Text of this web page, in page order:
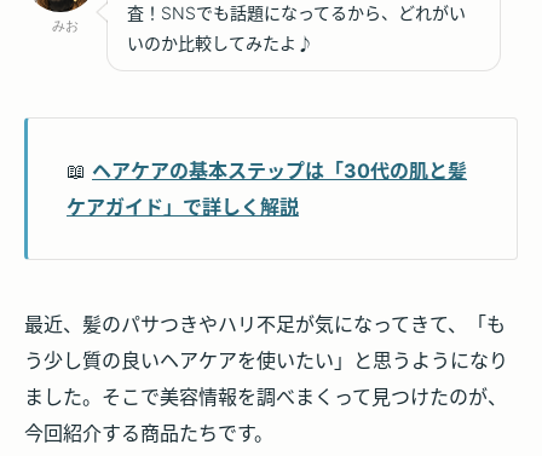
みお
査！SNSでも話題になってるから、どれがい
いのか比較してみたよ♪
📖 ヘアケアの基本ステップは「30代の肌と髪
ケアガイド」で詳しく解説
最近、髪のパサつきやハリ不足が気になってきて、「も
う少し質の良いヘアケアを使いたい」と思うようになり
ました。そこで美容情報を調べまくって見つけたのが、
今回紹介する商品たちです。